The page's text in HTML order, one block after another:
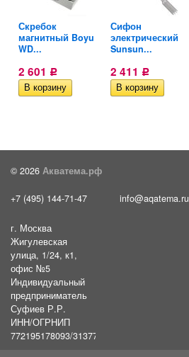
Скребок
магнитный Boyu
WD...
2 601 Р
Сифон
электрический
Sunsun...
2 411 Р
© 2026 Акватема.рф
+7 (495) 144-71-47 info@aqatema.ru
г. Москва
Жигулевская
улица, 1/24, к1,
офис №5
Индивидуальный
предприниматель
Суфиев Р.Р.
ИНН/ОГРНИП
772195178093/31377461610054